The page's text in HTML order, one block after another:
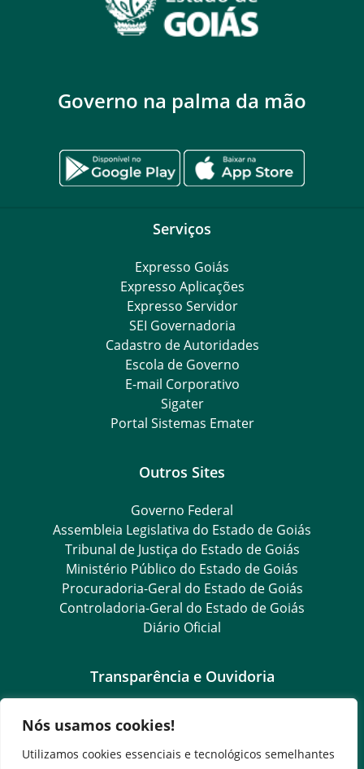
Nós usamos cookies!
Utilizamos cookies essenciais e tecnológicos semelhantes
Governo na palma da mão
Serviços
Expresso Goiás
Expresso Aplicações
Expresso Servidor
SEI Governadoria
Cadastro de Autoridades
Escola de Governo
E-mail Corporativo
Sigater
Portal Sistemas Emater
Outros Sites
Governo Federal
Assembleia Legislativa do Estado de Goiás
Tribunal de Justiça do Estado de Goiás
Ministério Público do Estado de Goiás
Procuradoria-Geral do Estado de Goiás
Controladoria-Geral do Estado de Goiás
Diário Oficial
Transparência e Ouvidoria
Goiás Transparência
Dados Abertos Goiás